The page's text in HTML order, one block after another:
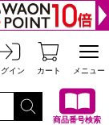
ンショップ
グイン カート メニュー
商品番号検索